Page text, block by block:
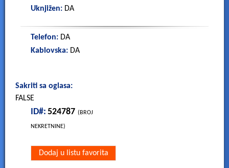
Uknjižen: DA
Telefon: DA
Kablovska: DA
Sakriti sa oglasa:
FALSE
ID#: 524787 (BROJ
NEKRETNINE)
Dodaj u listu favorita